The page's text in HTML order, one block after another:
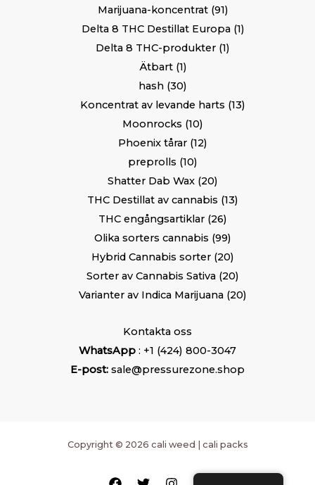
Marijuana-koncentrat 91
Delta 8 THC Destillat Europa 1
Delta 8 THC-produkter 1
Ätbart 1
hash 30
Koncentrat av levande harts 13
Moonrocks 10
Phoenix tårar 12
preprolls 10
Shatter Dab Wax 20
THC Destillat av cannabis 13
THC engångsartiklar 26
Olika sorters cannabis 99
Hybrid Cannabis sorter 20
Sorter av Cannabis Sativa 20
Varianter av Indica Marijuana 20
Kontakta oss
WhatsApp : +1 (424) 800-3047
E-post: sale@pressurezone.shop
Copyright © 2026 cali weed | cali packs